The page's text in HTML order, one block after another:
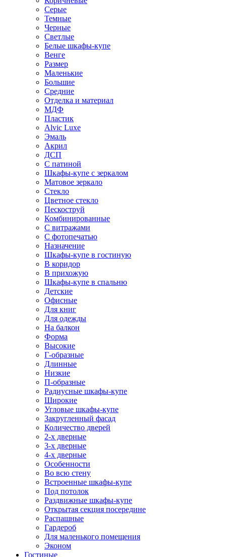
Серые
Темные
Черные
Светлые
Белые шкафы-купе
Венге
Размер
Маленькие
Большие
Средние
Отделка и материал
МДФ
Пластик
Alvic Luxe
Эмаль
Акрил
ДСП
С патиной
Шкафы-купе с зеркалом
Матовое зеркало
Стекло
Цветное стекло
Пескоструй
Комбинированные
С витражами
С фотопечатью
Назначение
Шкафы-купе в гостиную
В коридор
В прихожую
Шкафы-купе в спальню
Детские
Офисные
Для книг
Для одежды
На балкон
Форма
Высокие
Г-образные
Длинные
Низкие
П-образные
Радиусные шкафы-купе
Широкие
Угловые шкафы-купе
Закругленный фасад
Количество дверей
2-х дверные
3-х дверные
4-х дверные
Особенности
Во всю стену
Встроенные шкафы-купе
Под потолок
Раздвижные шкафы-купе
Открытая секция посередине
Распашные
Гардероб
Для маленького помещения
Эконом
Гостиные